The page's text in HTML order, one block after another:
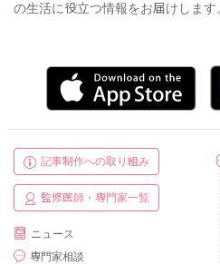
の生活に役立つ情報をお届けします
記事制作への取り組み
監修医師・専門家一覧
ニュース
専門家相談